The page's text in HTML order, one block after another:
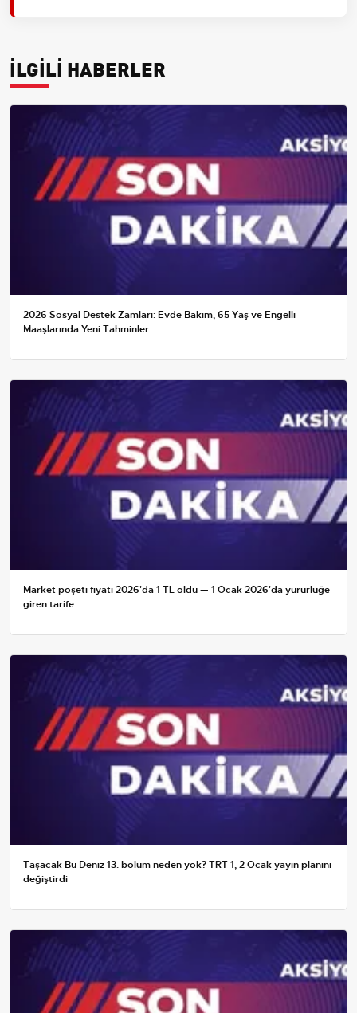
İLGİLİ HABERLER
2026 Sosyal Destek Zamları: Evde Bakım, 65 Yaş ve Engelli
Maaşlarında Yeni Tahminler
Market poşeti fiyatı 2026'da 1 TL oldu — 1 Ocak 2026'da yürürlüğe
giren tarife
Taşacak Bu Deniz 13. bölüm neden yok? TRT 1, 2 Ocak yayın planını
değiştirdi